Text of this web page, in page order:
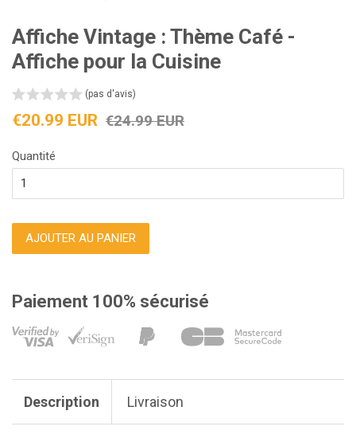
Affiche Vintage : Thème Café -
Affiche pour la Cuisine
(pas d'avis)
Prix
€20.99 EUR
Prix
€24.99 EUR
Quantité
AJOUTER AU PANIER
Paiement 100% sécurisé
Description Livraison